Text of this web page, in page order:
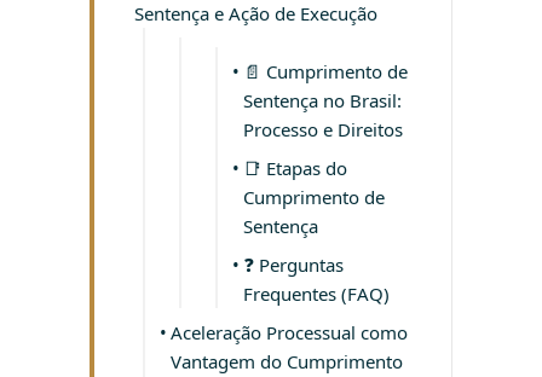
Sentença e Ação de Execução
📄 Cumprimento de
Sentença no Brasil:
Processo e Direitos
📑 Etapas do
Cumprimento de
Sentença
❓ Perguntas
Frequentes (FAQ)
Aceleração Processual como
Vantagem do Cumprimento